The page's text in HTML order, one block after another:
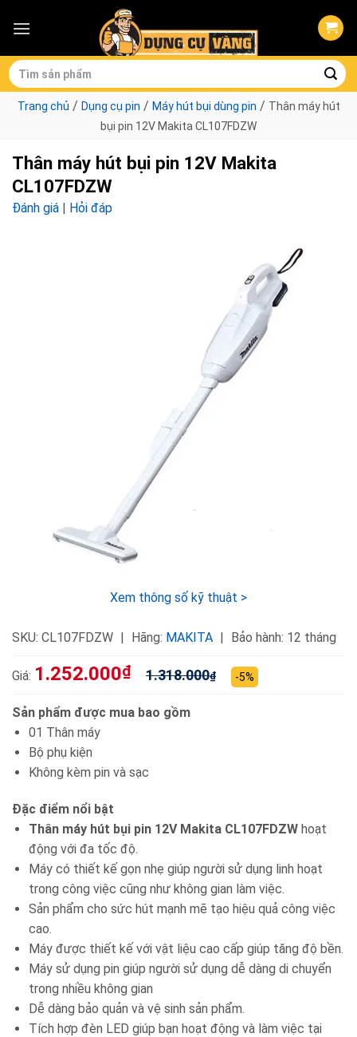
Tìm
kiếm:
Trang chủ / Dụng cụ pin / Máy hút bụi dùng pin / Thân máy hút
bụi pin 12V Makita CL107FDZW
Thân máy hút bụi pin 12V Makita
CL107FDZW
Đánh giá | Hỏi đáp
Xem thông số kỹ thuật >
SKU: CL107FDZW Hãng: MAKITA Bảo hành: 12 tháng
Giá: 1.252.000₫ 1.318.000₫ -5%
Sản phẩm được mua bao gồm
01 Thân máy
Bộ phụ kiện
Không kèm pin và sạc
Đặc điểm nổi bật
Thân máy hút bụi pin 12V Makita CL107FDZW hoạt
động với đa tốc độ.
Máy có thiết kế gọn nhẹ giúp người sử dụng linh hoạt
trong công việc cũng như không gian làm việc.
Sản phẩm cho sức hút mạnh mẽ tạo hiệu quả công việc
cao.
Máy được thiết kế với vật liệu cao cấp giúp tăng độ bền.
Máy sử dụng pin giúp người sử dụng dễ dàng di chuyển
trong nhiều không gian
Dễ dàng bảo quản và vệ sinh sản phẩm.
Tích hợp đèn LED giúp bạn hoạt động và làm việc tại